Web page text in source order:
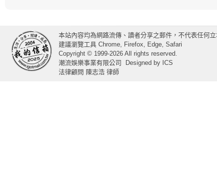
本站內容均為網路流傳、讀者分享之郵件，不代表任何
建議瀏覽工具 Chrome, Firefox, Edge, Safari
Copyright © 1999-2026 All rights reserved.
潮流娛樂事業有限公司
Designed by ICS
法律顧問 陳志浩 律師